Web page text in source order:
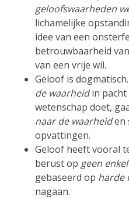
geloofswaarheden
lichamelijke
idee van een
betrouwbaarheid
van een vrije wil.
Geloof is
de waarheidin pacht
wetenschap doet,
naar de waarheiden
opvattingen.
Geloof heeft vooral
berust op geen
gebaseerd op harde
nagaan.